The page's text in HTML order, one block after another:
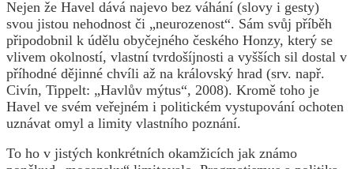
Nejen že Havel dává najevo bez váhání (slovy i gesty)
svou jistou nehodnost či „neurozenost“. Sám svůj příběh
připodobnil k údělu obyčejného českého Honzy, který se
vlivem okolností, vlastní tvrdošíjnosti a vyšších sil dostal v
příhodné dějinné chvíli až na královský hrad (srv. např.
Civín, Tippelt: „Havlův mýtus“, 2008). Kromě toho je
Havel ve svém veřejném i politickém vystupování ochoten
uznávat omyl a limity vlastního poznání.
To ho v jistých konkrétních okamžicích jak známo